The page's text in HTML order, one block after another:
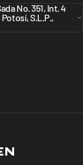
No. 351, Int. 4
S.L.P.,